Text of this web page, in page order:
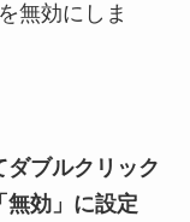
無効にしま
ブルクリック
無効」に設定